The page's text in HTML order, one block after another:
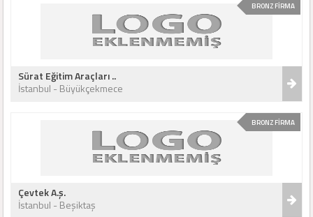
BRONZ FİRMA
Sürat Eğitim Araçları ..
İstanbul - Büyükçekmece
BRONZ FİRMA
Çevtek A.ş.
İstanbul - Beşiktaş